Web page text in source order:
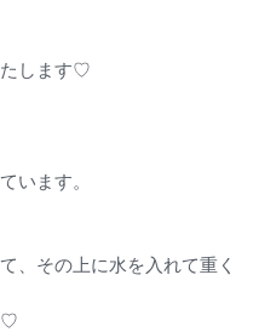
します♡
います。
、その上に水を入れて重く
♡